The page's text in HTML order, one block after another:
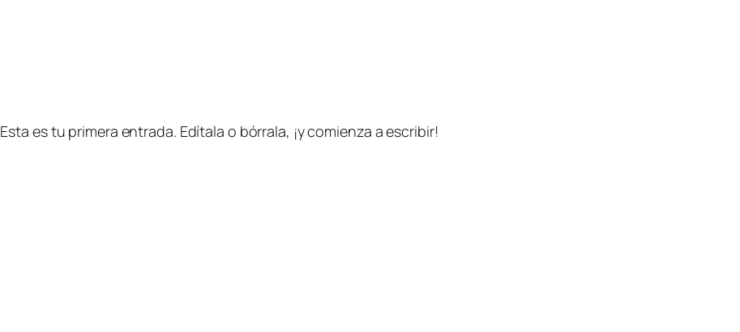
es tu primera entrada. Edítala o bórrala, ¡y comienza a escribir!